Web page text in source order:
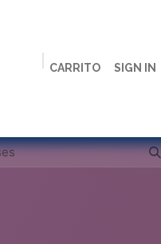
CARRITO SIGN IN